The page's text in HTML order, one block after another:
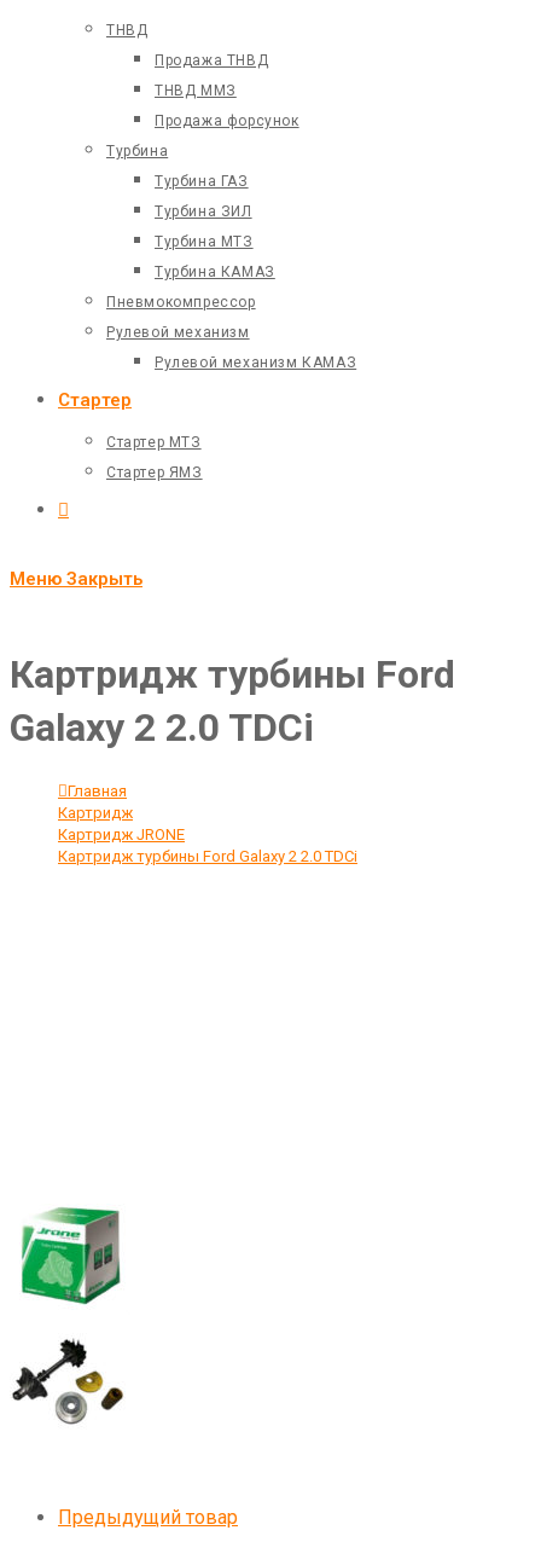
ТНВД
Продажа ТНВД
ТНВД ММЗ
Продажа форсунок
Турбина
Турбина ГАЗ
Турбина ЗИЛ
Турбина МТЗ
Турбина КАМАЗ
Пневмокомпрессор
Рулевой механизм
Рулевой механизм КАМАЗ
Стартер
Стартер МТЗ
Стартер ЯМЗ
Переключить
Меню Закрыть
Картридж турбины Ford
Galaxy 2 2.0 TDCi
Главная
Картридж
Картридж JRONE
Картридж турбины Ford Galaxy 2 2.0 TDCi
Предыдущий товар